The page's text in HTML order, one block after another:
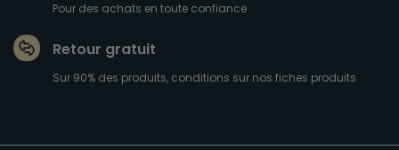
Pour des achats en toute confiance
Retour gratuit
Sur 90% des produits, conditions sur nos fiches produits